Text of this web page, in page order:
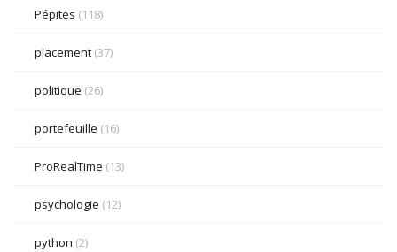
Pépites (118)
placement (37)
politique (26)
portefeuille (16)
ProRealTime (13)
psychologie (12)
python (2)